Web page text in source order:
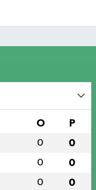
O P
0 0
0 0
0 0